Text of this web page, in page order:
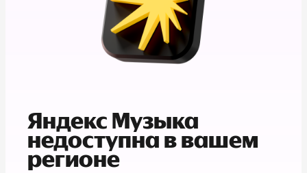
Яндекс Музыка
недоступна в вашем
регионе